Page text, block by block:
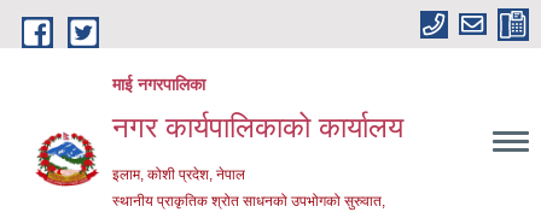
Skip to main content
माई नगरपालिका
नगर कार्यपालिकाको कार्यालय
इलाम, कोशी प्रदेश, नेपाल
स्थानीय प्राकृतिक श्रोत साधनको उपभोगको सुरुवात,